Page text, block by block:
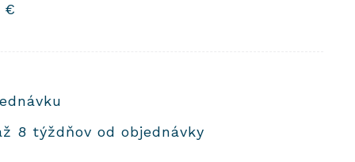
€
8 týždňov od objednávky